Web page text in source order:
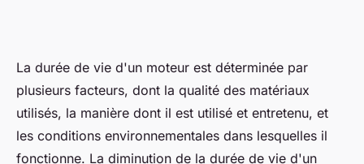
La durée de vie d'un moteur est déterminée par
plusieurs facteurs, dont la qualité des matériaux
utilisés, la manière dont il est utilisé et entretenu, et
les conditions environnementales dans lesquelles il
fonctionne. La diminution de la durée de vie d'un